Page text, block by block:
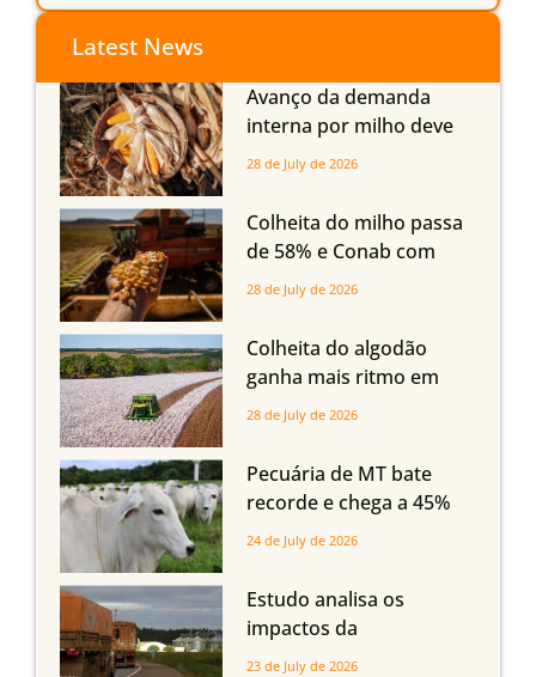
Latest News
Avanço da demanda
interna por milho deve
compensar aumento da
em Mato Grosso, aponta
Imea
28 de July de 2026
Colheita do milho passa
de 58% e Conab com
boas produtividades em
quedas em Tocantins,
Maranhão e Piauí
28 de July de 2026
Colheita do algodão
ganha mais ritmo em
Mato Grosso, Mato
Maranhão
28 de July de 2026
Pecuária de MT bate
recorde e chega a 45%
dos bovinos abatidos
24 de July de 2026
Estudo analisa os
impactos da
infraestrutura logística
23 de July de 2026